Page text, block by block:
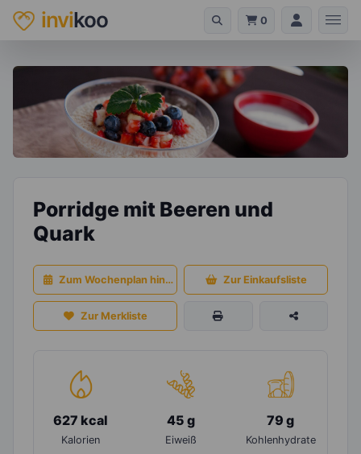
invikoo 0
Porridge mit Beeren und
Quark
Zum Wochenplan hinzufügen Zur Einkaufsliste
Zur Merkliste
627 kcal
Kalorien
45 g
Eiweiß
79 g
Kohlenhydrate